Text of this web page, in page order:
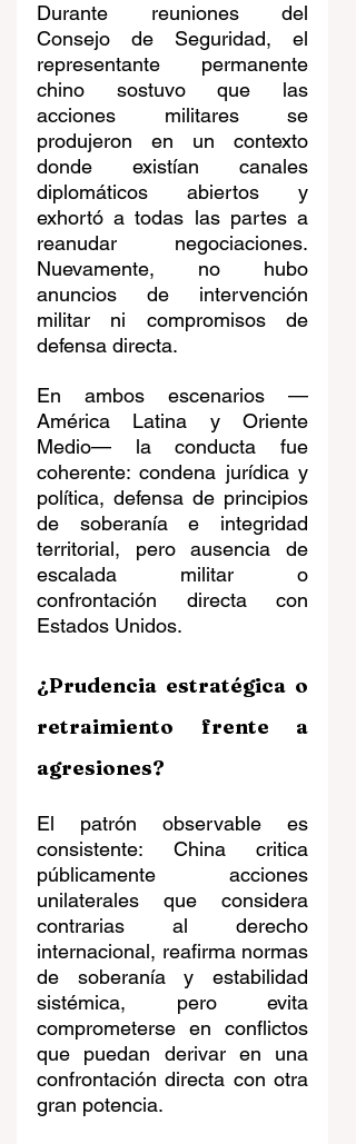
Durante reuniones del
Consejo de Seguridad, el
representante permanente
chino sostuvo que las
acciones militares se
produjeron en un contexto
donde existían canales
diplomáticos abiertos y
exhortó a todas las partes a
reanudar negociaciones.
Nuevamente, no hubo
anuncios de intervención
militar ni compromisos de
defensa directa.
En ambos escenarios —
América Latina y Oriente
Medio— la conducta fue
coherente: condena jurídica y
política, defensa de principios
de soberanía e integridad
territorial, pero ausencia de
escalada militar o
confrontación directa con
Estados Unidos.
¿Prudencia estratégica o
retraimiento frente a
agresiones?
El patrón observable es
consistente: China critica
públicamente acciones
unilaterales que considera
contrarias al derecho
internacional, reafirma normas
de soberanía y estabilidad
sistémica, pero evita
comprometerse en conflictos
que puedan derivar en una
confrontación directa con otra
gran potencia.